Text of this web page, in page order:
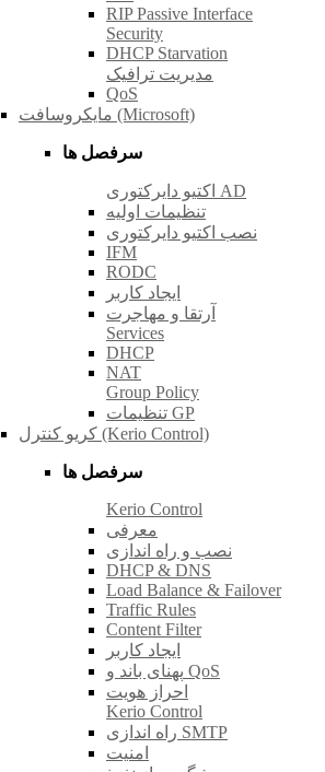
RIP Passive Interface
Security
DHCP Starvation
مدیریت ترافیک
QoS
مایکروسافت (Microsoft)
سرفصل ها
اکتیو دایرکتوری AD
تنظیمات اولیه
نصب اکتیو دایرکتوری
IFM
RODC
ایجاد کاربر
آرتقا و مهاجرت
Services
DHCP
NAT
Group Policy
تنظیمات GP
کریو کنترل (Kerio Control)
سرفصل ها
Kerio Control
معرفی
نصب و راه اندازی
DHCP & DNS
Load Balance & Failover
Traffic Rules
Content Filter
ایجاد کاربر
پهنای باند و QoS
احراز هویت
Kerio Control
راه اندازی SMTP
امنیت